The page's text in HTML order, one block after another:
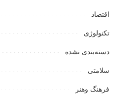
اقتصاد
تکنولوژی
دسته‌بندی نشده
سلامتی
فرهنگ وهنر